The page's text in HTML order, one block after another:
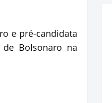
e pré-candidata
Bolsonaro na